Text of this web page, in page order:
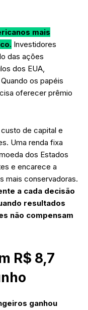
mais
Investidores
das ações
dos EUA,
os papéis
oferecer prêmio
de capital e
Uma renda fixa
dos Estados
e encarece a
mais conservadoras.
a cada decisão
resultados
não compensam
R$ 8,7
ganhou